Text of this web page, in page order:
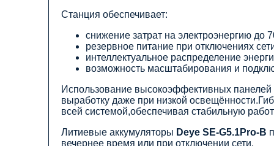
Станция обеспечивает:
снижение затрат на электроэнергию до
резервное питание при отключениях
интеллектуальное распределение
возможность масштабирования и
Использование высокоэффективных панелей
выработку даже при низкой
всей системой,обеспечивая стабильную
Литиевые аккумуляторы Deye SE-G5.1Pro-B
вечернее время или при отключении сети.